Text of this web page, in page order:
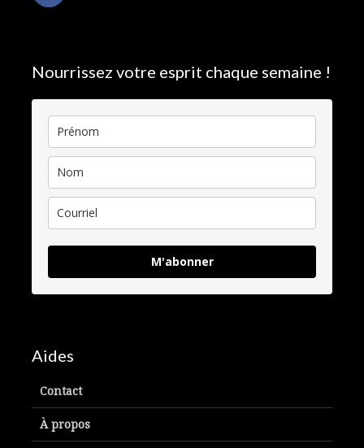
Nourrissez votre esprit chaque semaine !
M'abonner
Aides
Contact
À propos